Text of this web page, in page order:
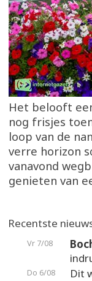
Het belooft
nog frisjes
loop van de
verre horizon
vanavond
genieten van
Recentste
Vr 7/08
Do 6/08 Dit